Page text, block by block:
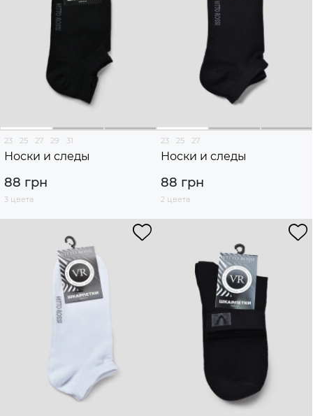
23 25 27 29 31
Носки и следы
88 грн
3 цвета
23 25 27
Носки и следы
88 грн
2 цвета